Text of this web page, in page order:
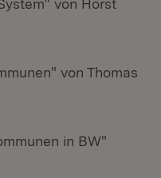
von Horst
von Thomas
in BW"